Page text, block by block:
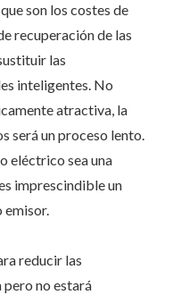
son los costes de
recuperación de las
las
inteligentes. No
atractiva, la
será un proceso lento.
eléctrico sea una
imprescindible un
emisor.
reducir las
pero no estará